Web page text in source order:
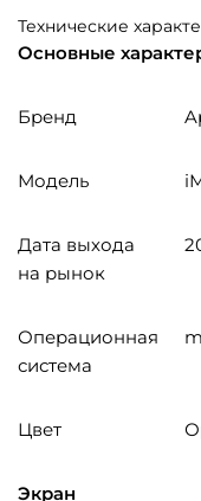
Технические
Основные
Бренд
Модель
Дата выхода
на рынок
Операционная
система
Цвет
Экран